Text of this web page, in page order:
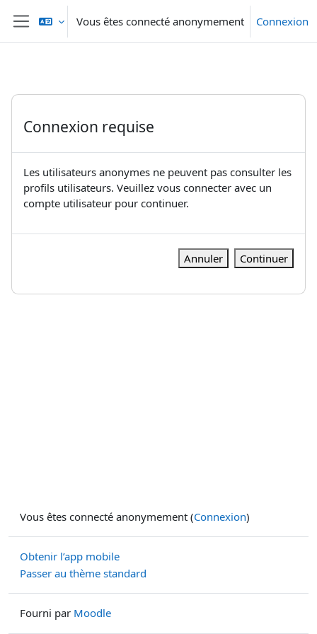
Passer au contenu principal
Panneau latéral
Vous êtes connecté anonymement Connexion
Connexion requise
Les utilisateurs anonymes ne peuvent pas consulter les
profils utilisateurs. Veuillez vous connecter avec un
compte utilisateur pour continuer.
Annuler Continuer
Vous êtes connecté anonymement (Connexion)
Obtenir l’app mobile
Passer au thème standard
Fourni par Moodle